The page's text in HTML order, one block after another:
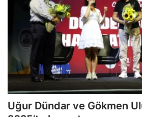
Aktüel Magazin
Hakkımızda
İletişim
Asayiş
Çevre
Uğur Dündar ve Gökmen